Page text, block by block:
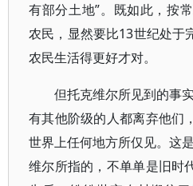
有部分土地”。既如此，按
农民，显然要比13世纪处于
农民生活得更好才对。
但托克维尔所见到的事
有其他阶级的人都离弃他们
世界上任何地方所仅见。这
维尔所指的，不单单是旧时